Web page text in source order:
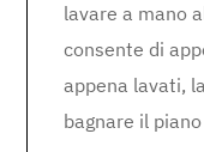
lavare a mano
consente di
appena lavati,
bagnare il